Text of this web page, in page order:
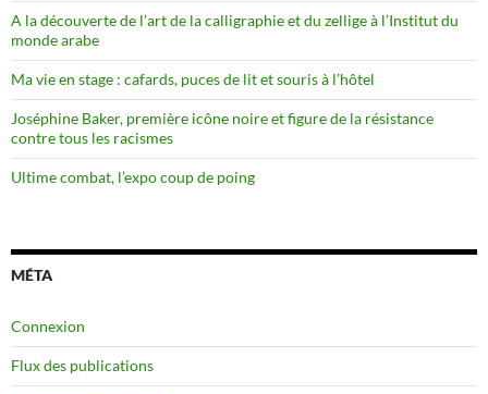
A la découverte de l’art de la calligraphie et du zellige à l’Institut du
monde arabe
Ma vie en stage : cafards, puces de lit et souris à l’hôtel
Joséphine Baker, première icône noire et figure de la résistance
contre tous les racismes
Ultime combat, l’expo coup de poing
MÉTA
Connexion
Flux des publications